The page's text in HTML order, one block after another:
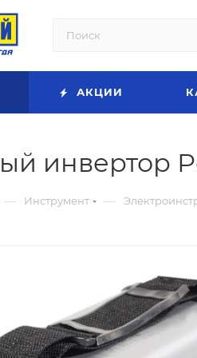
АКЦИИ
инвертор
— Инструмент —